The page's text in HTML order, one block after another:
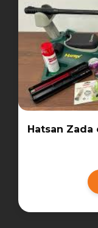
Hatsan Zada